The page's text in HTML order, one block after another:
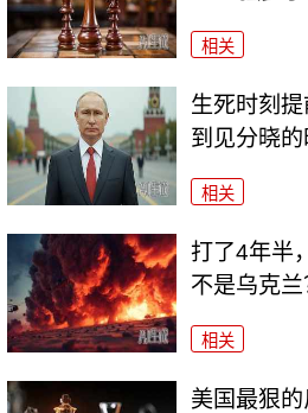
相关
生死时刻
到见分晓的
相关
打了4年半
不是乌克兰
相关
美国最狠